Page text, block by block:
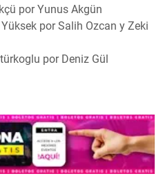
por Yunus Akgün
por Salih Ozcan y Zeki
por Deniz Gül